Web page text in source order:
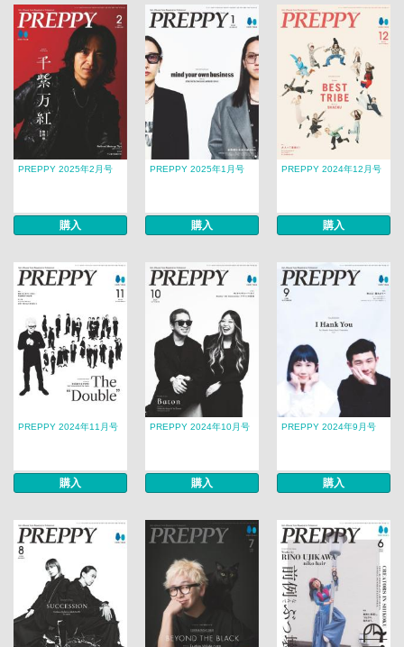
PREPPY 2025年2月号
購入
PREPPY 2025年1月号
購入
PREPPY 2024年12月号
購入
PREPPY 2024年11月号
購入
PREPPY 2024年10月号
購入
PREPPY 2024年9月号
購入